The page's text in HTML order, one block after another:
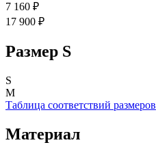
7 160 ₽
17 900 ₽
Размер S
S
M
Таблица соответствий размеров
Материал